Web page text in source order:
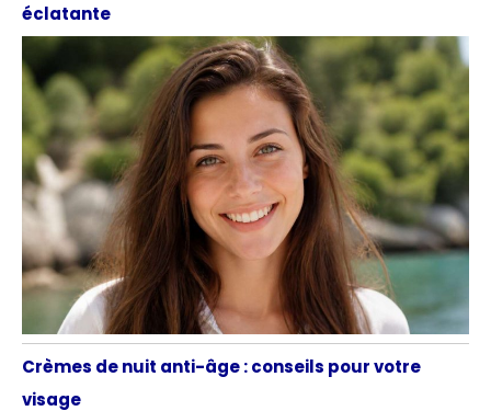
éclatante
Crèmes de nuit anti-âge : conseils pour votre
visage